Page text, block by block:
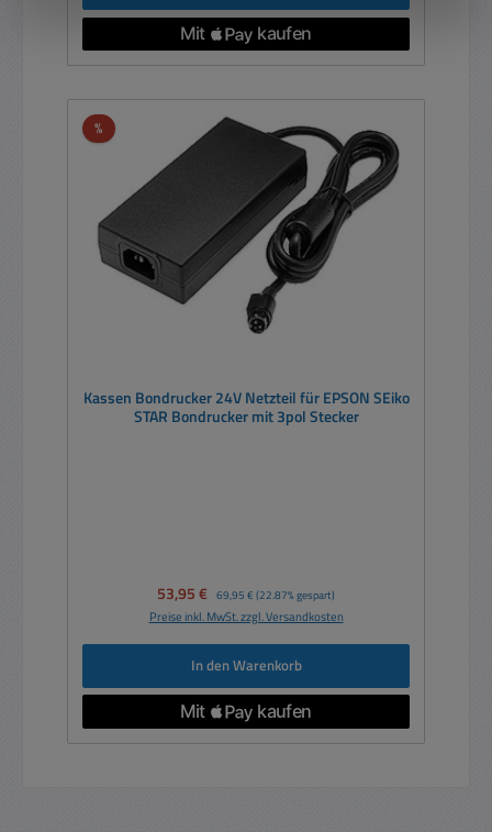
%Rabatt
Kassen Bondrucker 24V Netzteil für EPSON SEiko
STAR Bondrucker mit 3pol Stecker
Verkaufspreis:
53,95 € Regulärer Preis:
69,95 € (22.87% gespart)
Preise inkl. MwSt. zzgl. Versandkosten
In den Warenkorb